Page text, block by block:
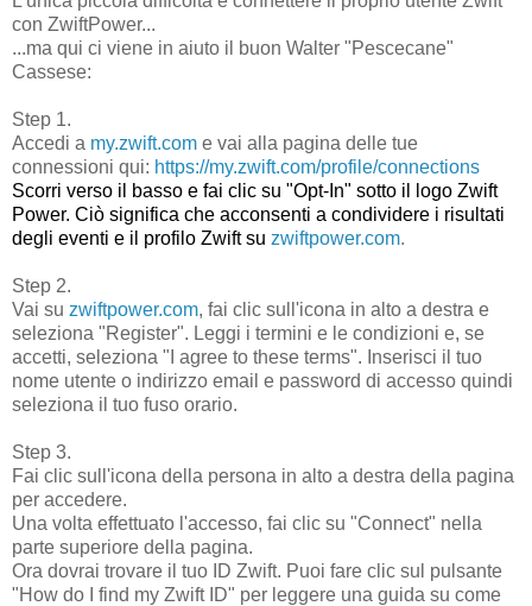
con ZwiftPower...
...ma qui ci viene in aiuto il buon Walter "Pescecane"
Cassese:
Step 1.
Accedi a my.zwift.com e vai alla pagina delle tue
connessioni qui: https://my.zwift.com/profile/connections
Scorri verso il basso e fai clic su "Opt-In" sotto il logo Zwift
Power. Ciò significa che acconsenti a condividere i risultati
degli eventi e il profilo Zwift su zwiftpower.com.
Step 2.
Vai su zwiftpower.com, fai clic sull'icona in alto a destra e
seleziona "Register". Leggi i termini e le condizioni e, se
accetti, seleziona "I agree to these terms". Inserisci il tuo
nome utente o indirizzo email e password di accesso quindi
seleziona il tuo fuso orario.
Step 3.
Fai clic sull'icona della persona in alto a destra della pagina
per accedere.
Una volta effettuato l'accesso, fai clic su "Connect" nella
parte superiore della pagina.
Ora dovrai trovare il tuo ID Zwift. Puoi fare clic sul pulsante
"How do I find my Zwift ID" per leggere una guida su come